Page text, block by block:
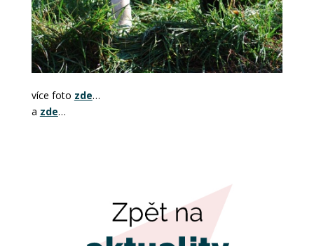
více foto zde…
a zde…